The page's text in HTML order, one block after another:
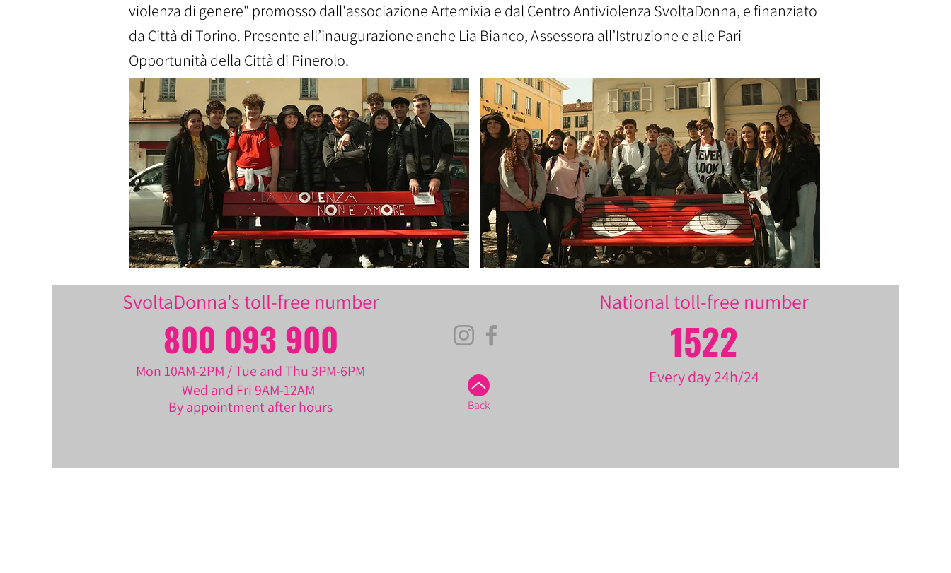
violenza di genere" promosso dall'associazione Artemixia e dal Centro Antiviolenza SvoltaDonna, e finanziato
da Città di Torino. Presente all’inaugurazione anche Lia Bianco, Assessora all’Istruzione e alle Pari
Opportunità della Città di Pinerolo.
SvoltaDonna's toll-free number
800 093 900
Mon 10AM-2PM / Tue and Thu 3PM-6PM
Wed and Fri 9AM-12AM
By appointment after hours
Back
National toll-free number
1522
Every day 24h/24